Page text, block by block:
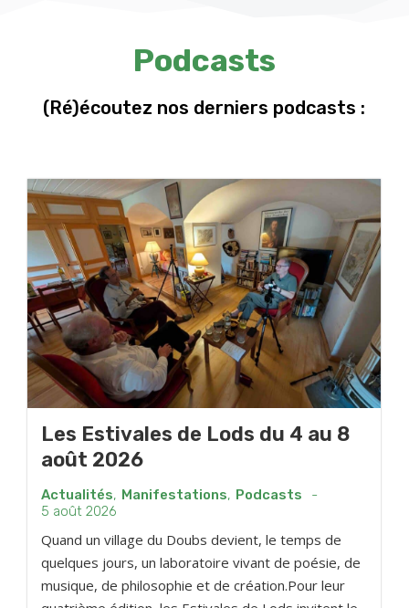
Podcasts
(Ré)écoutez nos derniers podcasts :
Les Estivales de Lods du 4 au 8
août 2026
Actualités, Manifestations, Podcasts
-
5 août 2026
Quand un village du Doubs devient, le temps de
quelques jours, un laboratoire vivant de poésie, de
musique, de philosophie et de création.Pour leur